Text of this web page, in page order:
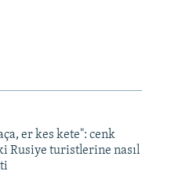
er kes kete": cenk
Rusiye turistlerine nasıl